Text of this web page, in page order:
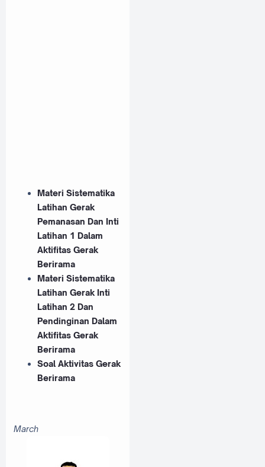
Materi Sistematika
Latihan Gerak
Pemanasan Dan Inti
Latihan 1 Dalam
Aktifitas Gerak
Berirama
Materi Sistematika
Latihan Gerak Inti
Latihan 2 Dan
Pendinginan Dalam
Aktifitas Gerak
Berirama
Soal Aktivitas Gerak
Berirama
March